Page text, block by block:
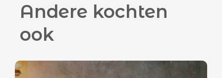
Andere kochten
ook